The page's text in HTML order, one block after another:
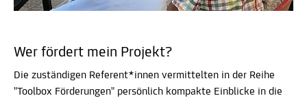
Wer fördert mein Projekt?
Die zuständigen Referent*innen vermittelten in der Reihe
"Toolbox Förderungen" persönlich kompakte Einblicke in die